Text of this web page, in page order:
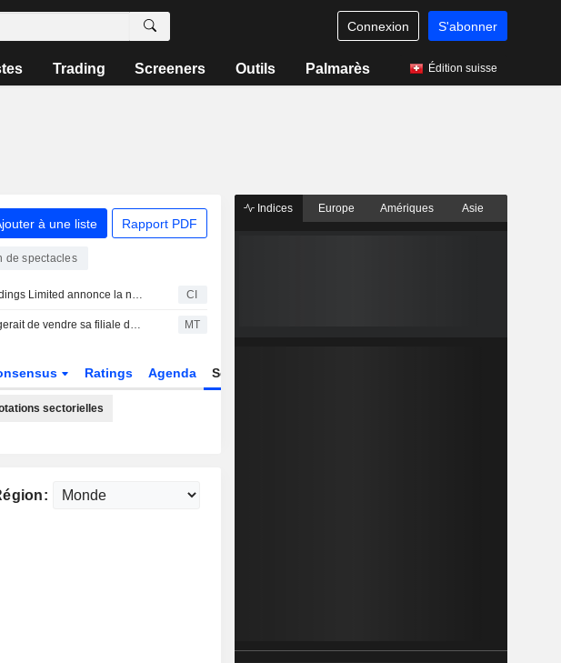
Connexion S'abonner
Trading Screeners Outils Palmarès Édition suisse
à une liste Rapport PDF
de spectacles
China Ruyi Holdings Limited annonce la nomination de Gong Qiao en tant que directeur exécutif, à compter du 25 juin 2026 CI
Alibaba envisagerait de vendre sa filiale de jeux Lingxi MT
Ratings Agenda Secteur
sectorielles
Indices Europe Amériques Asie